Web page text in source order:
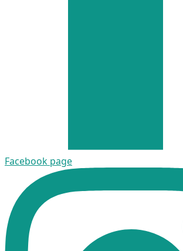
Facebook page